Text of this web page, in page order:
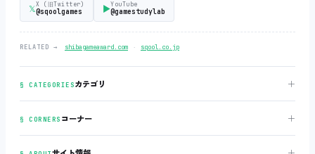
𝕏X (旧Twitter)
@sqoolgames ▶YouTube
@gamestudylab
RELATED → shibagameaward.com ‧ sqool.co.jp
§ CATEGORIESカテゴリ ＋
§ CORNERS コーナー ＋